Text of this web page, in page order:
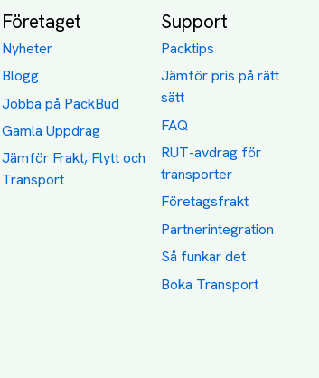
Företaget
Nyheter
Blogg
Jobba på PackBud
Gamla Uppdrag
Jämför Frakt, Flytt och
Transport
Support
Packtips
Jämför pris på rätt
sätt
FAQ
RUT-avdrag för
transporter
Företagsfrakt
Partnerintegration
Så funkar det
Boka Transport